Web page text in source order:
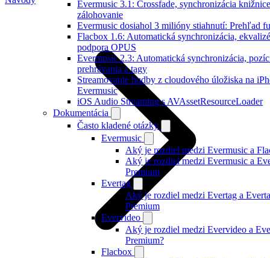
Evermusic 3.1: Crossfade, synchronizácia
zálohovanie
Evermusic dosiahol 3 milióny stiahnutí: Prehľad
Flacbox 1.6: Automatická synchronizácia,
podpora OPUS
Evermusic 2.3: Automatická synchronizácia,
prehrávania a tagy
Streamovanie hudby z cloudového úložiska na
Evermusic
iOS Audio Streaming s AVAssetResourceLoader
Dokumentácia
Často kladené otázky
Evermusic
Aký je rozdiel medzi Evermusic a
Aký je rozdiel medzi Evermusic a
Premium
Evertag
Aký je rozdiel medzi Evertag a
Premium
Evervideo
Aký je rozdiel medzi Evervideo a
Premium?
Flacbox